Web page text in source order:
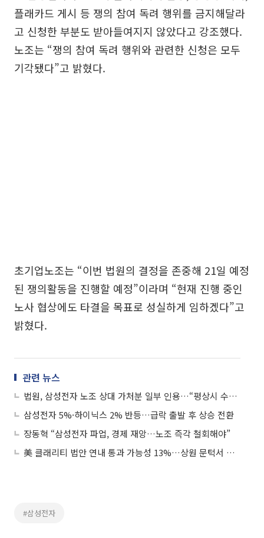
플래카드 게시 등 쟁의 참여 독려 행위를 금지해달라
고 신청한 부분도 받아들여지지 않았다고 강조했다.
노조는 “쟁의 참여 독려 행위와 관련한 신청은 모두
기각됐다”고 밝혔다.
초기업노조는 “이번 법원의 결정을 존중해 21일 예정
된 쟁의활동을 진행할 예정”이라며 “현재 진행 중인
노사 협상에도 타결을 목표로 성실하게 임하겠다”고
밝혔다.
관련 뉴스
법원, 삼성전자 노조 상대 가처분 일부 인용…“평상시 수준 유지해야”
삼성전자 5%·하이닉스 2% 반등…급락 출발 후 상승 전환
장동혁 “삼성전자 파업, 경제 재앙…노조 즉각 철회해야”
美 클래리티 법안 연내 통과 가능성 13%…상원 문턱서 제동
#삼성전자